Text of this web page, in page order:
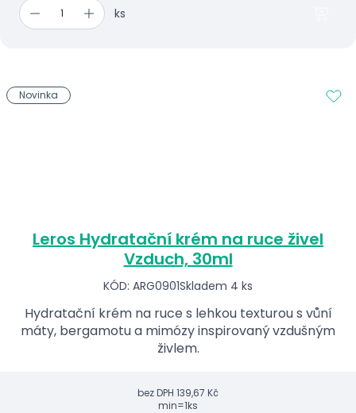
ks
Leros Hydratační krém na ruce živel
Vzduch, 30ml
KÓD: ARG0901Skladem 4 ks
Hydratační krém na ruce s lehkou texturou s vůní
máty, bergamotu a mimózy inspirovaný vzdušným
živlem.
bez DPH 139,67 Kč
min=1ks
Novinka